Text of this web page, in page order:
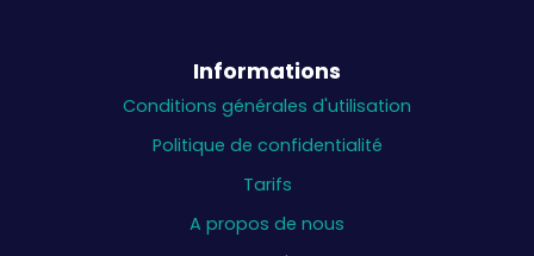
Informations
Conditions générales d'utilisation
Politique de confidentialité
Tarifs
A propos de nous